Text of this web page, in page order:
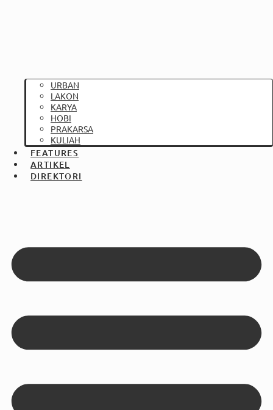
URBAN
LAKON
KARYA
HOBI
PRAKARSA
KULIAH
FEATURES
ARTIKEL
DIREKTORI